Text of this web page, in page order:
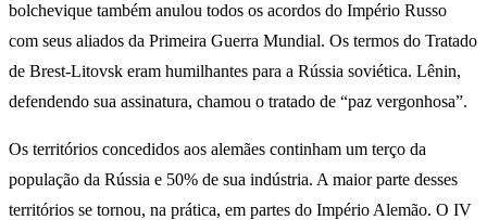
bolchevique também anulou todos os acordos do Império Russo
com seus aliados da Primeira Guerra Mundial. Os termos do Tratado
de Brest-Litovsk eram humilhantes para a Rússia soviética. Lênin,
defendendo sua assinatura, chamou o tratado de “paz vergonhosa”.
Os territórios concedidos aos alemães continham um terço da
população da Rússia e 50% de sua indústria. A maior parte desses
territórios se tornou, na prática, em partes do Império Alemão. O IV